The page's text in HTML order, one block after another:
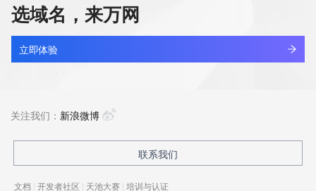
hryzv.cn
最近查询
查看详情
最近查询
选域名，来万网
立即体验
关注我们： 新浪微博
联系我们
文档 | 开发者社区 | 天池大赛 | 培训与认证